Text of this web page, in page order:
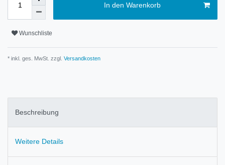
In den Warenkorb
Wunschliste
* inkl. ges. MwSt. zzgl. Versandkosten
Beschreibung
Weitere Details